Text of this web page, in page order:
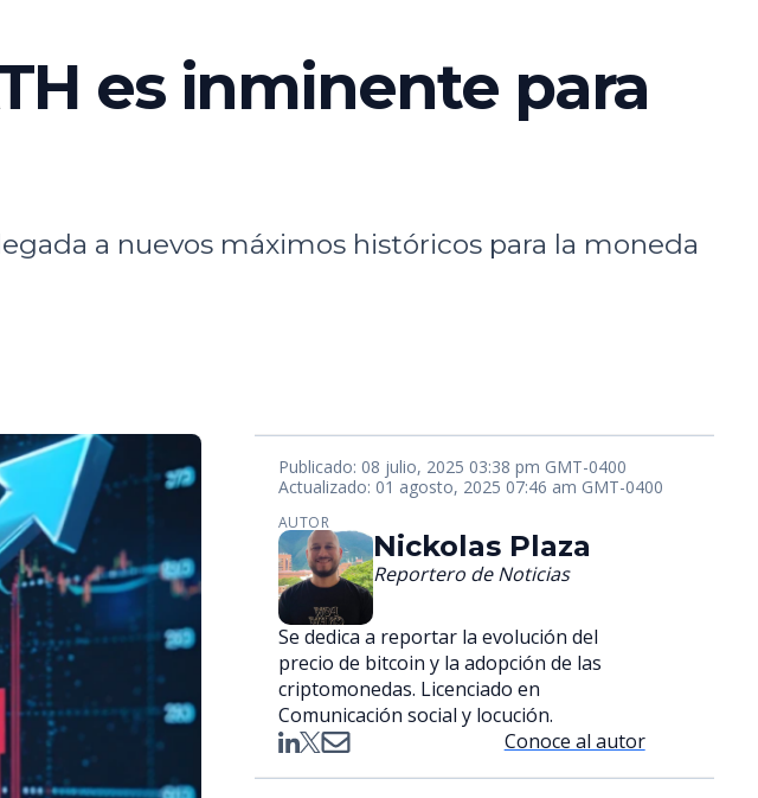
es inminente para
a nuevos máximos históricos para la moneda
Publicado: 08 julio, 2025 03:38 pm GMT-0400
Actualizado: 01 agosto, 2025 07:46 am GMT-0400
AUTOR
Nickolas Plaza
Reportero de Noticias
Se dedica a reportar la evolución del
precio de bitcoin y la adopción de las
criptomonedas. Licenciado en
Comunicación social y locución.
Conoce al autor